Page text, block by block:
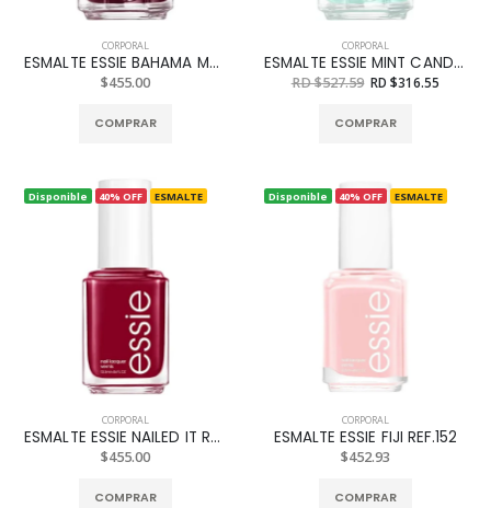
CORPORAL
ESMALTE ESSIE BAHAMA MAMA REF. 400
$455.00
COMPRAR
CORPORAL
ESMALTE ESSIE MINT CANDY APPLE REF. 754
RD $527.59 RD $316.55
COMPRAR
Disponible 40% OFF ESMALTE
CORPORAL
ESMALTE ESSIE NAILED IT REF. 1027
$455.00
COMPRAR
Disponible 40% OFF ESMALTE
CORPORAL
ESMALTE ESSIE FIJI REF.152
$452.93
COMPRAR